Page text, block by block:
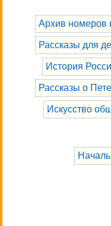
Архив номеров
Рассказы для
История
Рассказы о
Искусство